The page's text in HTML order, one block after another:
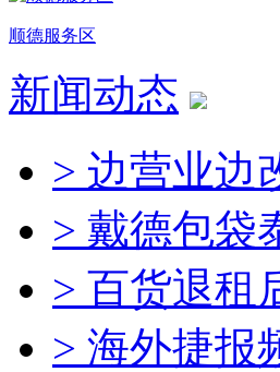
顺德服务区
新闻动态
> 边营业边
> 戴德包袋
> 百货退租
> 海外捷报